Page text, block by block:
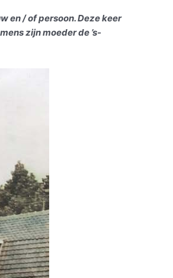
en / of persoon. Deze keer
zijn moeder de ’s-